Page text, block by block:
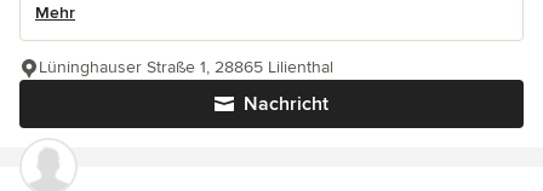
Mehr
Nachricht
Lüninghauser Straße 1, 28865 Lilienthal